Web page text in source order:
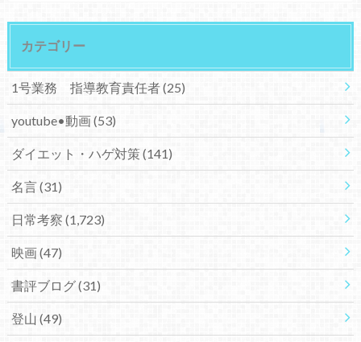
カテゴリー
1号業務 指導教育責任者(25)
youtube•動画(53)
ダイエット・ハゲ対策(141)
名言(31)
日常考察 (1,723)
映画(47)
書評ブログ(31)
登山 (49)